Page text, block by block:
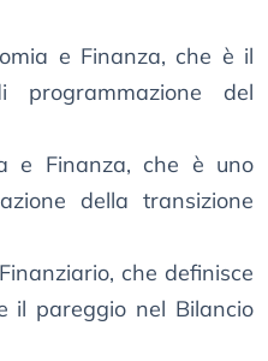
e Finanza, che è il
programmazione del
e Finanza, che è uno
della transizione
che definisce
il pareggio nel Bilancio